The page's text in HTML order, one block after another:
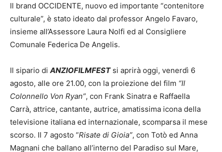
Il brand OCCIDENTE, nuovo ed importante “contenitore
culturale”, è stato ideato dal professor Angelo Favaro,
insieme all’Assessore Laura Nolfi ed al Consigliere
Comunale Federica De Angelis.
Il sipario di ANZIOFILMFEST si aprirà oggi, venerdì 6
agosto, alle ore 21.00, con la proiezione del film “Il
Colonnello Von Ryan”, con Frank Sinatra e Raffaella
Carrà, attrice, cantante, autrice, amatissima icona della
televisione italiana ed internazionale, scomparsa il mese
scorso. Il 7 agosto “Risate di Gioia”, con Totò ed Anna
Magnani che ballano all’interno del Paradiso sul Mare,